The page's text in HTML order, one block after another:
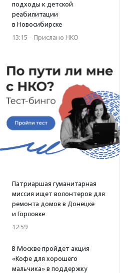
подходы к детской
реабилитации
в Новосибирске
13:15 · Прислано НКО
Патриаршая гуманитарная
миссия ищет волонтеров для
ремонта домов в Донецке
и Горловке
12:59
В Москве пройдет акция
«Кофе для хорошего
мальчика» в поддержку